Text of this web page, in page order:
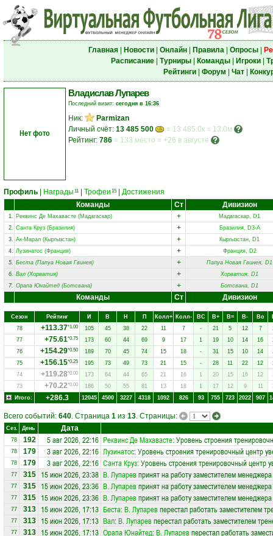
Главная| Новости| Онлайн| Правила| Опросы|
Расписание| Турниры| Команды| Игроки|
Рейтинги| Форум Чат|
Нет фото
Владислав Лупарев
Последний визит: сегодня в 16:36
Ник:
Parmizan
Личный счёт: 13 485 500
= 13 485.0к = 13.0м
Рейтинг: 786 = 133 место = +26 в августе
Профиль Награды 11 Трофеи 15
Достижения
Команды
Ст Дивизион
1. Реквинс Де Махавасте (Мадагаскар) +
Мадагаскар, D1
2. Санта Круз (Бразилия) +
Бразилия, D3-A
3. Ак-Марал (Кыргызстан) +
Кыргызстан, D1
4. Лузинатос (Франция) +
Франция, D2
5. Беста (Папуа Новая Гвинея) +
Папуа Новая Гвинея, D1
6. Вал (Хорватия) +
Хорватия, D1
7. Орапа Юнайтед (Ботсвана) + Ботсвана, D1
Команды Ст Дивизион
Сезон Рейтинг И В Н П Колл+ Колл- ВC В+ В= В- Вo
78
+113.37*1.00 105 45 38 22 11 7 - 21 5 12 7
77
+75.61*0.75 173 60 44 69 9 17 1 19 10 14 16
76
+154.29*0.50 189 70 45 74 15 18 - 31 15 10 14
75
+156.15*0.25 195 73 49 73 21 15 - 28 11 22 12
74
+119.28*0.00 173 64 44 65 21 16 1 20 15 16 12
73
+70.22*0.00 186 50 55 81 13 18 1 17 12 9 11
Итого:
+286.3 12045 4500 3227 4318 1092 826 93 755 723 2022 907
Всего событий: 640. Страница 1 из 13. Страницы:
Сез. День Дата
78 192 5 авг 2026, 22:16 Реквинс Де Махавасте: Уровень строения
78 179 3 авг 2026, 22:16 Лузинатос: Уровень строения тренировочный центр
78 179 3 авг 2026, 22:16 Санта Круз: Уровень строения тренировочный центр
77 315 15 июн 2026, 23:38 В. Лупаревпринят на работу заместителем
77 315 15 июн 2026, 23:36 В. Лупаревпринят на работу заместителем
77 315 15 июн 2026, 23:36 В. Лупаревпринят на работу заместителем
77 313 15 июн 2026, 17:13 Беста: В. Лупаревперестал работать заместителем
77 313 15 июн 2026, 17:13 Вал: В. Лупаревперестал работать заместителем
77 313 15 июн 2026, 17:13 Орапа Юнайтед: В. Лупаревперестал работать